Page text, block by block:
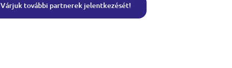
Várjuk további partnerek jelentkezését!